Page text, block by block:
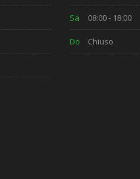
Sa 08:00 - 18:00
Do Chiuso